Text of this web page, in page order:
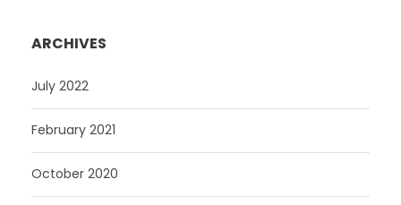
ARCHIVES
July 2022
February 2021
October 2020